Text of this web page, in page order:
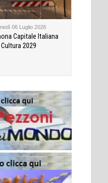
06 Luglio 2026
Capitale Italiana
2029